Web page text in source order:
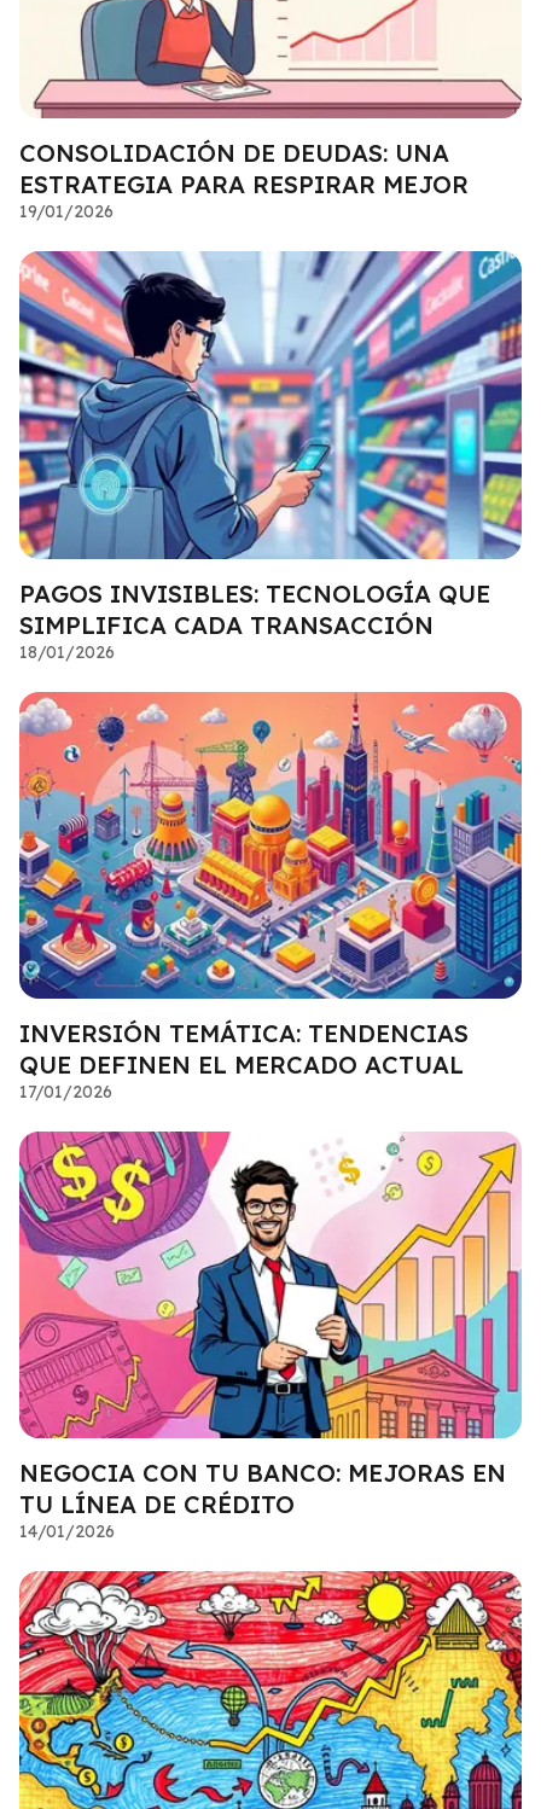
CONSOLIDACIÓN DE DEUDAS: UNA
ESTRATEGIA PARA RESPIRAR MEJOR
19/01/2026
PAGOS INVISIBLES: TECNOLOGÍA QUE
SIMPLIFICA CADA TRANSACCIÓN
18/01/2026
INVERSIÓN TEMÁTICA: TENDENCIAS
QUE DEFINEN EL MERCADO ACTUAL
17/01/2026
NEGOCIA CON TU BANCO: MEJORAS EN
TU LÍNEA DE CRÉDITO
14/01/2026